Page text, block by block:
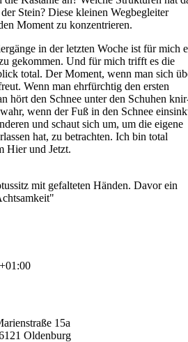
Stein? Die­se klei­nen Weg­be­glei­ter
Moment zu kon­zen­trie­ren.
in der letz­ten Woche ist für mich
gekom­men. Und für mich trifft es die
total. Der Moment, wenn man sich
Wenn man ehr­fürch­tig den ers­ten
hört den Schnee unter den Schu­hen
wenn der Fuß in den Schnee
und schaut sich um, um die eige­ne
hat, zu betrach­ten. Ich bin total
Hier und Jetzt.
15a
Olden­burg